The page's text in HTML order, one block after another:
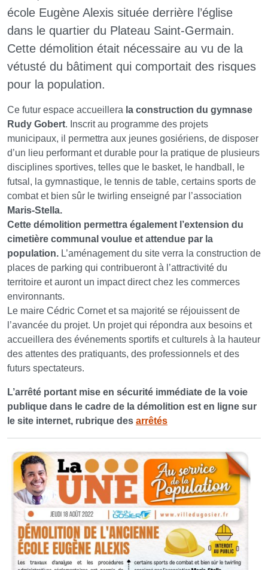
école Eugène Alexis située derrière l’église
dans le quartier du Plateau Saint-Germain.
Cette démolition était nécessaire au vu de la
vétusté du bâtiment qui comportait des risques
pour la population.
Ce futur espace accueillera la construction du gymnase
Rudy Gobert. Inscrit au programme des projets
municipaux, il permettra aux jeunes gosiériens, de disposer
d’un lieu performant et durable pour la pratique de plusieurs
disciplines sportives, telles que le basket, le handball, le
futsal, la gymnastique, le tennis de table, certains sports de
combat et bien sûr le twirling enseigné par l’association
Maris-Stella.
Cette démolition permettra également l’extension du
cimetière communal voulue et attendue par la
population. L’aménagement du site verra la construction de
places de parking qui contribueront à l’attractivité du
territoire et auront un impact direct chez les commerces
environnants.
Le maire Cédric Cornet et sa majorité se réjouissent de
l’avancée du projet. Un projet qui répondra aux besoins et
accueillera des événements sportifs et culturels à la hauteur
des attentes des pratiquants, des professionnels et des
futurs spectateurs.
L’arrêté portant mise en sécurité immédiate de la voie
publique dans le cadre de la démolition est en ligne sur
le site internet, rubrique des arrêtés